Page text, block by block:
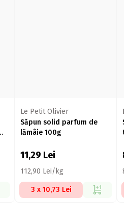
Le Petit Olivier
Săpun solid parfum de
lămâie 100g
11,29 Lei
112,90 Lei/kg
3 x 10,73 Lei